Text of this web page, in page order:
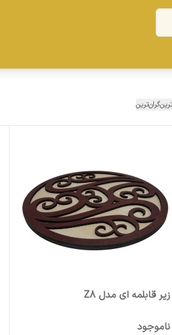
گران‌ترین
زیر قابلمه ای مدل Z8
ناموجود